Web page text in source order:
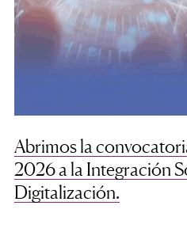
Abrimos la
2026 a la Integración
Digitalización.